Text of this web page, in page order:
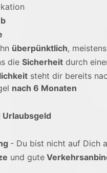
überpünktlich,
die Sicherheit durch
steht dir bereits
nach 6 Monaten
- Du bist nicht auf Dich
und gute